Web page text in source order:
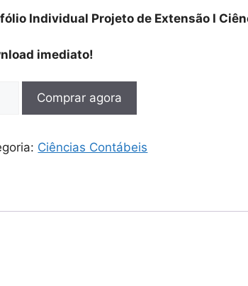
Individual Projeto de Extensão I
imediato!
Comprar agora
Ciências Contábeis